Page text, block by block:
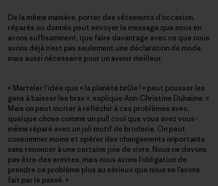
De la même manière, porter des vêtements d’occasion,
réparés ou donnés peut envoyer le message que nous en
avons suffisamment, que faire davantage avec ce que nous
avons déjà n’est pas seulement une déclaration de mode,
mais aussi nécessaire pour un avenir meilleur.
« Marteler l’idée que « la planète brûle ! » peut pousser les
gens à baisser les bras », explique Ann-Christine Duhaime. «
Mais on peut inciter à réfléchir à ces problèmes avec
quelque chose comme un pull cool que vous avez vous-
même réparé avec un joli motif de broderie. On peut
consommer moins et opérer des changements importants
sans renoncer à une certaine joie de vivre. Nous ne devons
pas être des ermites, mais nous avons l’obligation de
prendre ce problème plus au sérieux que nous ne l’avons
fait par le passé. »